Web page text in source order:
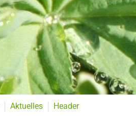
Aktuelles Header